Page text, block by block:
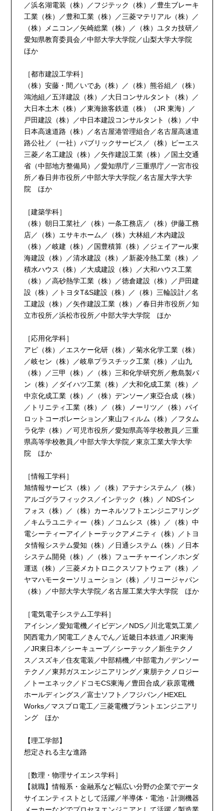
／浜名湖電装（株）／フジテック（株）／豊生ブレーキ
工業（株）／豊和工業（株）／三菱マテリアル（株）／
（株）メニコン／矢崎総業（株）／（株）ユタカ技研／
愛知県教育委員会／中部大学大学院／山梨大学大学院
ほか
［都市建設工学科］
（株）安藤・間／いであ（株）／（株）熊谷組／（株）
鴻池組／五洋建設（株）／大日コンサルタント（株）／
大日本土木（株）／東海旅客鉄道（株）（JR 東海）／
戸田建設（株）／中日本建設コンサルタント（株）／中
日本高速道路（株）／名古屋港管理組合／名古屋高速道
路公社／（一社）パブリックサービス／（株）ピーエス
三菱／名工建設（株）／矢作建設工業（株）／国土交通
省（中部地方整備局）／愛知県庁／三重県庁／一宮市役
所／春日井市役所／中部大学大学院／名古屋大学大学
院 ほか
［建築学科］
（株）朝日工業社／（株）一条工務店／（株）伊藤工務
店／（株）エサキホーム／（株）大林組／木内建設
（株）／岐建（株）／国豊積算（株）／ジェイアール東
海建設（株）／清水建設（株）／新菱冷熱工業（株）／
積水ハウス（株）／大成建設（株）／大和ハウス工業
（株）／高砂熱学工業（株）／徳倉建設（株）／戸田建
設（株）／トヨタT&S建設（株）／（株）三輪設計／名
工建設（株）／矢作建設工業（株）／春日井市役所／知
立市役所／浜松市役所／中部大学大学院 ほか
［応用化学科］
アピ（株）／エスケー化研（株）／菊水化学工業（株）
／岐セン（株）／岐阜プラスチック工業（株）／山九
（株）／三甲（株）／（株）三和化学研究所／敷島製パ
ン（株）／ダイハツ工業（株）／大和化成工業（株）／
中京化成工業（株）／（株）デンソー／東亞合成（株）
／トリニティ工業（株）／（株）ノーリツ／（株）パイ
ロットコーポレーション／東山フィルム（株）／フタム
ラ化学（株）／可児市役所／愛知県高等学校教員／三重
県高等学校教員／中部大学大学院／東京工業大学大学
院 ほか
［情報工学科］
旭情報サービス（株）／（株）アテナシステム／（株）
アルゴグラフィックス／インテック（株）／ NDSイン
フォス（株）／（株）カーネルソフトエンジニアリング
／キムラユニティー（株）／コムシス（株）／（株）中
電シーティーアイ／トーテックアメニティ（株）／トヨ
タ情報システム愛知（株）／日通システム（株）／日本
システム開発（株）／（株）フューチャーイン／ホンダ
運送（株）／三菱メカトロニクスソフトウェア（株）／
ヤマハモーターソリューション（株）／リコージャパン
（株）／中部大学大学院／名古屋工業大学大学院 ほか
［電気電子システム工学科］
アイシン／愛知電機／イビデン／NDS／川北電気工業／
関西電力／関電工／きんでん／近畿日本鉄道／JR東海
／JR東日本／シーキューブ／シーテック／新生テクノ
ス／スズキ／住友電装／中部精機／中部電力／デンソー
テクノ／東邦ガスエンジニアリング／東朋テクノロジー
／トーエネック／ドコモCS東海／豊田合成／萩原電機
ホールディングス／富士ソフト／フジパン／HEXEL
Works／マスプロ電工／三菱電機プラントエンジニアリ
ング ほか
【理工学部】
想定される主な進路
［数理・物理サイエンス学科］
【就職】情報系・金融系など幅広い分野の企業でデータ
サイエンティストとして活躍／半導体・電池・計測機器
メーカーなどでプロセスエンジニアとして活躍／製造業